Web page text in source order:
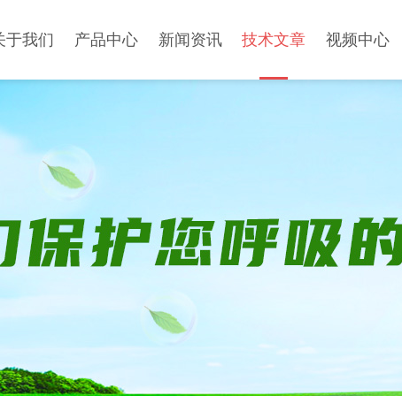
于我们 产品中心 新闻资讯 技术文章 视频中心